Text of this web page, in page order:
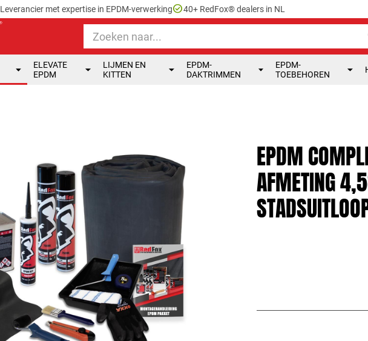
Leverancier met expertise in EPDM-verwerkingcheck_circle40+ RedFox® dealers in NL
ELEVATE
EPDM
LIJMEN EN
KITTEN
EPDM-
DAKTRIMMEN
EPDM-
TOEBEHOREN
EPDM
AFMETING